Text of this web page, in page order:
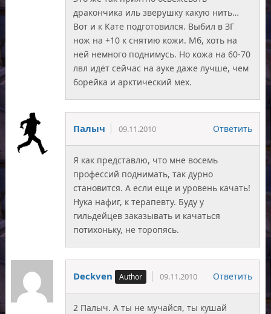
дракончика иль зверушку какую нить…
Вот и к Кате подготовился. Выбил в ЗГ
нож на +10 к снятию кожи. Мб, хоть на
ней немного поднимусь. Но кожа на 60-70
лвл идёт сейчас на ауке даже лучше, чем
борейка и арктический мех.
Палыч 09.11.2010 Ответить
Я как представлю, что мне восемь
профессий поднимать, так дурно
становится. А если еще и уровень качать!
Нука нафиг, к терапевту. Буду у
гильдейцев заказывать и качаться
потихоньку, не торопясь.
Deckven 09.11.2010 Ответить
2 Палыч. А ты не мучайся, ты кушай